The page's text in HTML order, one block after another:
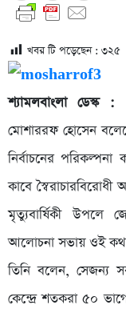
খবর টি পড়েছেন : ৩২৫
শ্যামলবাংলা ডেস্ক :
মোশাররফ হোসেন
নির্বাচনের
কাবে
মৃত্যুবার্ষিকী উপলে
আলোচনা সভায় ওই
তিনি বলেন, সেজন্য
কেন্দ্রে শতকরা ৫০